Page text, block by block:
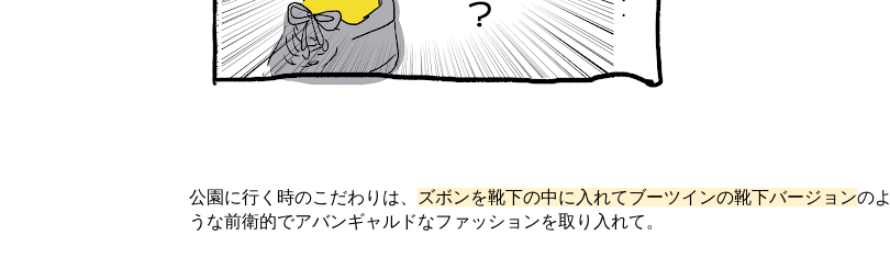
公園に行く時のこだわりは、 ズボンを靴下の中に入れてブーツインの靴下バージョンのよ
うな前衛的でアバンギャルドなファッションを取り入れて。